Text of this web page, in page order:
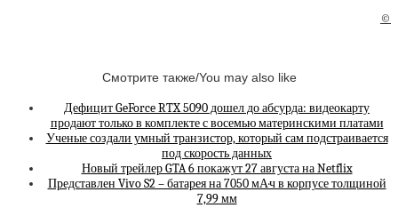
©
Смотрите также/You may also like
Дефицит GeForce RTX 5090 дошел до абсурда: видеокарту
продают только в комплекте с восемью материнскими платами
Ученые создали умный транзистор, который сам подстраивается
под скорость данных
Новый трейлер GTA 6 покажут 27 августа на Netflix
Представлен Vivo S2 – батарея на 7050 мА·ч в корпусе толщиной
7,99 мм